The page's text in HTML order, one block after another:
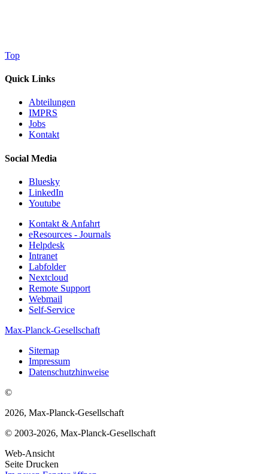
Top
Quick Links
Abteilungen
IMPRS
Jobs
Kontakt
Social Media
Bluesky
LinkedIn
Youtube
Kontakt & Anfahrt
eResources - Journals
Helpdesk
Intranet
Labfolder
Nextcloud
Remote Support
Webmail
Self-Service
Max-Planck-Gesellschaft
Sitemap
Impressum
Datenschutzhinweise
©
2026, Max-Planck-Gesellschaft
© 2003-2026, Max-Planck-Gesellschaft
Web-Ansicht
Seite Drucken